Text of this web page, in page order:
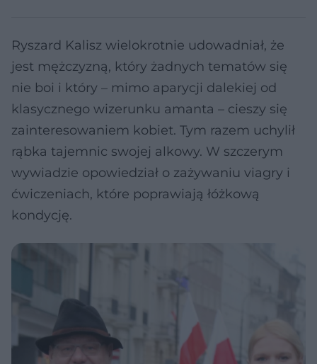
Ryszard Kalisz wielokrotnie udowadniał, że
jest mężczyzną, który żadnych tematów się
nie boi i który – mimo aparycji dalekiej od
klasycznego wizerunku amanta – cieszy się
zainteresowaniem kobiet. Tym razem uchylił
rąbka tajemnic swojej alkowy. W szczerym
wywiadzie opowiedział o zażywaniu viagry i
ćwiczeniach, które poprawiają łóżkową
kondycję.